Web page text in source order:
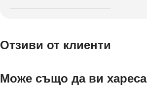
Отзиви от клиенти
Може също да ви хареса